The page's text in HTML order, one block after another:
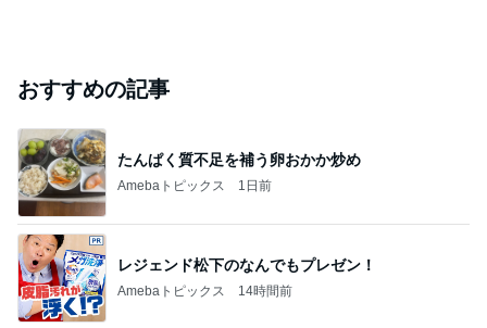
おすすめの記事
たんぱく質不足を補う卵おかか炒め
Amebaトピックス 1日前
レジェンド松下のなんでもプレゼン！
Amebaトピックス 14時間前